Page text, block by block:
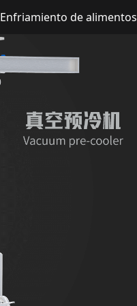
Enfriamiento de alimentos